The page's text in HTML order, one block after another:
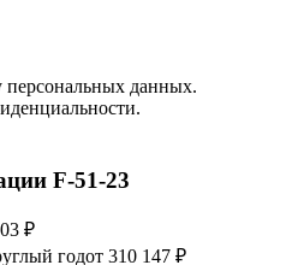
персональных данных.
F-51-23
₽
годот 310 147 ₽